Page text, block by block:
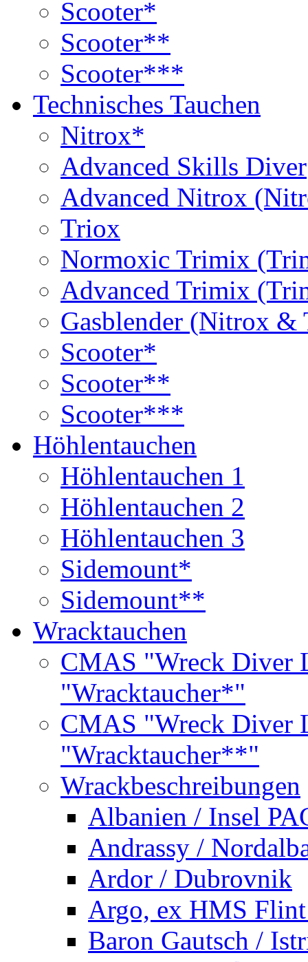
Scooter*
Scooter**
Scooter***
Technisches Tauchen
Nitrox*
Advanced Skills Diver
Advanced Nitrox
Triox
Normoxic Trimix
Advanced Trimix
Gasblender (Nitrox
Scooter*
Scooter**
Scooter***
Höhlentauchen
Höhlentauchen 1
Höhlentauchen 2
Höhlentauchen 3
Sidemount*
Sidemount**
Wracktauchen
CMAS "Wreck Diver
"Wracktaucher*"
CMAS "Wreck Diver
"Wracktaucher**"
Wrackbeschreibungen
Albanien / Insel
Andrassy /
Ardor / Dubrovnik
Argo, ex HMS
Baron Gautsch /